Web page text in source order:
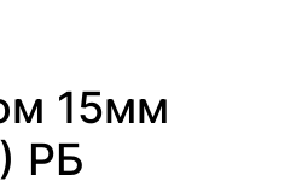
15мм
РБ